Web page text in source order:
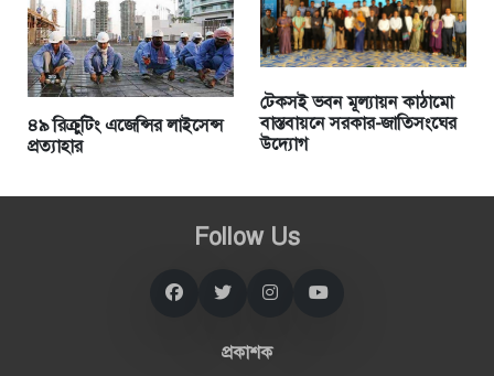
৪৯ রিক্রুটিং এজেন্সির লাইসেন্স
প্রত্যাহার
টেকসই ভবন মূল্যায়ন কাঠামো
বাস্তবায়নে সরকার-জাতিসংঘের
উদ্যোগ
Follow Us
প্রকাশক